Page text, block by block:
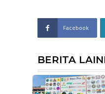
Facebook
BERITA